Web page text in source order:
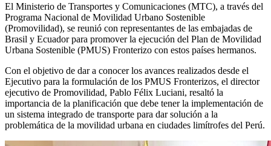
El Ministerio de Transportes y Comunicaciones (MTC), a través del
Programa Nacional de Movilidad Urbano Sostenible
(Promovilidad), se reunió con representantes de las embajadas de
Brasil y Ecuador para promover la ejecución del Plan de Movilidad
Urbana Sostenible (PMUS) Fronterizo con estos países hermanos.
Con el objetivo de dar a conocer los avances realizados desde el
Ejecutivo para la formulación de los PMUS Fronterizos, el director
ejecutivo de Promovilidad, Pablo Félix Luciani, resaltó la
importancia de la planificación que debe tener la implementación de
un sistema integrado de transporte para dar solución a la
problemática de la movilidad urbana en ciudades limítrofes del Perú.